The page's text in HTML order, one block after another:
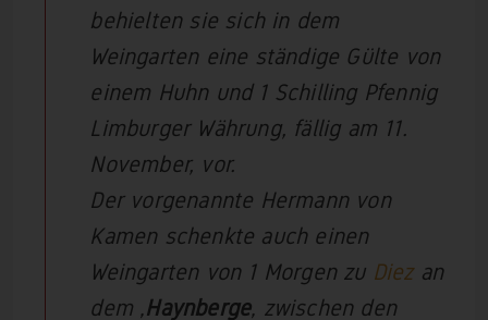
behielten sie sich in dem
Weingarten eine ständige Gülte von
einem Huhn und 1 Schilling Pfennig
Limburger Währung, fällig am 11.
November, vor.
Der vorgenannte Hermann von
Kamen schenkte auch einen
Weingarten von 1 Morgen zu Diezan
dem ‚Haynberge‚ zwischen den